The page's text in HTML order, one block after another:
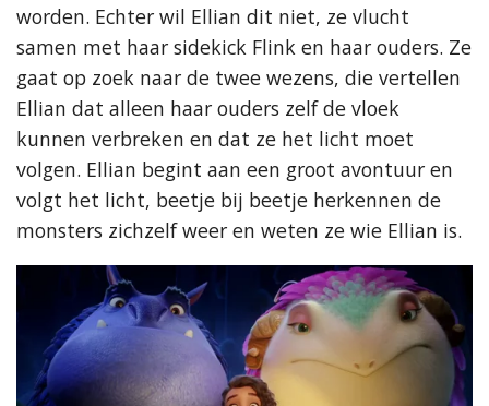
worden. Echter wil Ellian dit niet, ze vlucht
samen met haar sidekick Flink en haar ouders. Ze
gaat op zoek naar de twee wezens, die vertellen
Ellian dat alleen haar ouders zelf de vloek
kunnen verbreken en dat ze het licht moet
volgen. Ellian begint aan een groot avontuur en
volgt het licht, beetje bij beetje herkennen de
monsters zichzelf weer en weten ze wie Ellian is.